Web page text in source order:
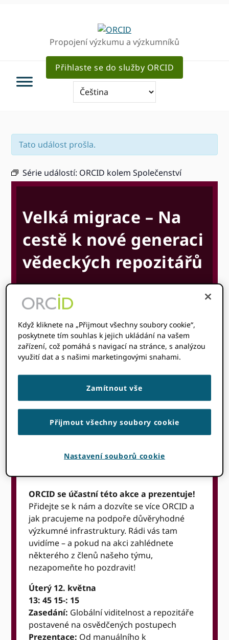
Propojení výzkumu a výzkumníků
Přihlaste se do služby ORCID
Tato událost prošla.
Série událostí: ORCID kolem Společenství
Velká migrace – Na
cestě k nové generaci
vědeckých repozitářů
může 12@
pm CEST
Čas začátku kdejste: Vaše časové pásmo se
nepodařilo zjistit. Snaž sepřekládkystrana.
Top Nabídky
ORCID se účastní této akce a prezentuje!
Přidejte se k nám a dozvíte se více ORCID a
jak pracujeme na podpoře důvěryhodné
výzkumné infrastruktury. Rádi vás tam
uvidíme – a pokud na akci zahlédnete
některého z členů našeho týmu,
nezapomeňte ho pozdravit!
Úterý 12. května
13: 45 15-: 15
Zasedání: Globální viditelnost a repozitáře
postavené na osvědčených postupech
Prezentace: Od manuálního k
Když kliknete na „Přijmout všechny soubory cookie“,
poskytnete tím souhlas k jejich ukládání na vašem
zařízení, což pomáhá s navigací na stránce, s analýzou
využití dat a s našimi marketingovými snahami.
Zamítnout vše
Přijmout všechny soubory cookie
Nastavení souborů cookie